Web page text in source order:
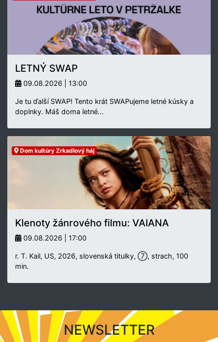
LETNÝ SWAP
09.08.2026 | 13:00
Je tu ďalší SWAP! Tento krát SWAPujeme letné kúsky a
doplnky. Máš doma letné…
Dom kultúry Zrkadlový háj
Klenoty žánrového filmu: VAIANA
09.08.2026 | 17:00
r. T. Kail, US, 2026, slovenská titulky, ⑦, strach, 100
min.
NEWSLETTER